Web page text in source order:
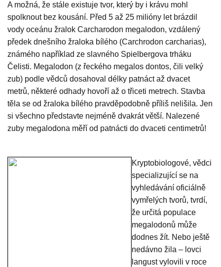
A možná, že stále existuje tvor, který by i krávu mohl
spolknout bez kousání. Před 5 až 25 milióny let brázdil
vody oceánu žralok Carcharodon megalodon, vzdálený
předek dnešního žraloka bílého (Carchrodon carcharias),
známého například ze slavného Spielbergova trháku
Čelisti. Megalodon (z řeckého megalos dontos, čili velký
zub) podle vědců dosahoval délky patnáct až dvacet
metrů, některé odhady hovoří až o třiceti metrech. Stavba
těla se od žraloka bílého pravděpodobně příliš nelišila. Jen
si všechno představte nejméně dvakrát větší. Nalezené
zuby megalodona měří od patnácti do dvaceti centimetrů!
Kryptobiologové, vědci
specializující se na
vyhledávání oficiálně
vymřelých tvorů, tvrdí,
že určitá populace
megalodonů může
dodnes žít. Nebo ještě
nedávno žila – lovci
langust vylovili v roce